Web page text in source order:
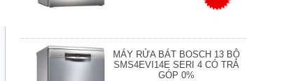
MÁY RỬA BÁT BOSCH 13 BỘ
SMS4EVI14E SERI 4 CÓ TRẢ
GÓP 0%